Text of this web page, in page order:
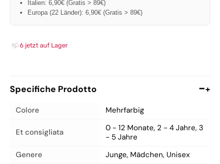
Italien: 6,90€ (Gratis > 89€)
Europa (22 Länder): 6,90€ (Gratis > 89€)
6 jetzt auf Lager
Specifiche Prodotto +
Colore Mehrfarbig
Et consigliata
0 - 12 Monate, 2 - 4 Jahre, 3
- 5 Jahre
Genere
Junge, Mädchen, Unisex